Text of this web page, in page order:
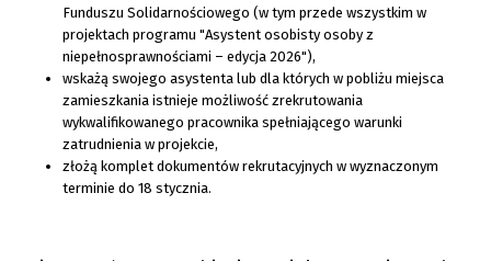
Funduszu Solidarnościowego (w tym przede wszystkim w
projektach programu "Asystent osobisty osoby z
niepełnosprawnościami – edycja 2026"),
wskażą swojego asystenta lub dla których w pobliżu miejsca
zamieszkania istnieje możliwość zrekrutowania
wykwalifikowanego pracownika spełniającego warunki
zatrudnienia w projekcie,
złożą komplet dokumentów rekrutacyjnych w wyznaczonym
terminie do 18 stycznia.